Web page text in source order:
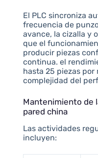
El PLC sincroniza
frecuencia de
avance, la cizalla y
que el
producir piezas
continua. el
hasta 25 piezas
complejidad del
Mantenimiento de
pared china
Las actividades
incluyen: